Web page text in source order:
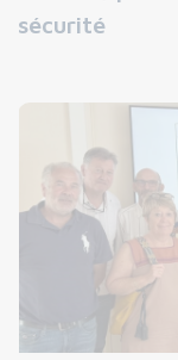
sécurité